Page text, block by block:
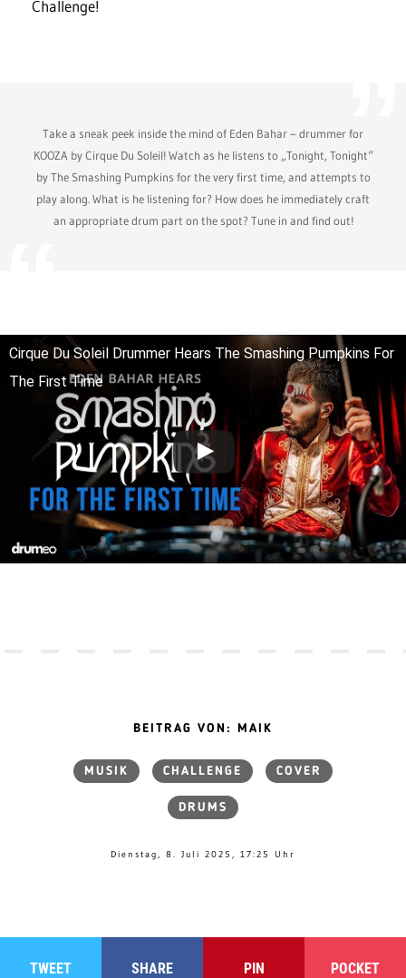
Challenge!
Take a sneak peek inside the mind of Eden Bahar – drummer for
KOOZA by Cirque Du Soleil! Watch as he listens to „Tonight, Tonight“
by The Smashing Pumpkins for the very first time, and attempts to
play along. What is he listening for? How does he immediately craft
an appropriate drum part on the spot? Tune in and find out!
Cirque Du Soleil Drummer Hears The Smashing Pumpkins For
The First Time
BEITRAG VON: MAIK
MUSIK CHALLENGE COVER
DRUMS
Dienstag, 8. Juli 2025, 17:25 Uhr
TWEET SHARE PIN POCKET